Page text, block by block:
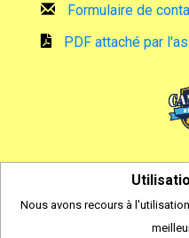
Formulaire de
PDF attaché par
©
Nous avons recours à